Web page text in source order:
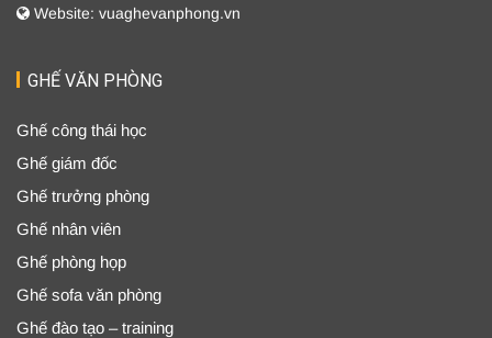
Website: vuaghevanphong.vn
GHẾ VĂN PHÒNG
Ghế công thái học
Ghế giám đốc
Ghế trưởng phòng
Ghế nhân viên
Ghế phòng họp
Ghế sofa văn phòng
Ghế đào tạo – training